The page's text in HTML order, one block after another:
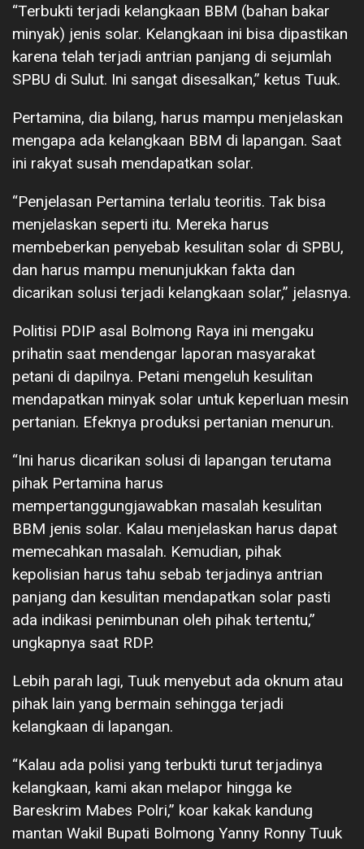
“Terbukti terjadi kelangkaan BBM (bahan bakar
minyak) jenis solar. Kelangkaan ini bisa dipastikan
karena telah terjadi antrian panjang di sejumlah
SPBU di Sulut. Ini sangat disesalkan,” ketus Tuuk.
Pertamina, dia bilang, harus mampu menjelaskan
mengapa ada kelangkaan BBM di lapangan. Saat
ini rakyat susah mendapatkan solar.
“Penjelasan Pertamina terlalu teoritis. Tak bisa
menjelaskan seperti itu. Mereka harus
membeberkan penyebab kesulitan solar di SPBU,
dan harus mampu menunjukkan fakta dan
dicarikan solusi terjadi kelangkaan solar,” jelasnya.
Politisi PDIP asal Bolmong Raya ini mengaku
prihatin saat mendengar laporan masyarakat
petani di dapilnya. Petani mengeluh kesulitan
mendapatkan minyak solar untuk keperluan mesin
pertanian. Efeknya produksi pertanian menurun.
“Ini harus dicarikan solusi di lapangan terutama
pihak Pertamina harus
mempertanggungjawabkan masalah kesulitan
BBM jenis solar. Kalau menjelaskan harus dapat
memecahkan masalah. Kemudian, pihak
kepolisian harus tahu sebab terjadinya antrian
panjang dan kesulitan mendapatkan solar pasti
ada indikasi penimbunan oleh pihak tertentu,”
ungkapnya saat RDP.
Lebih parah lagi, Tuuk menyebut ada oknum atau
pihak lain yang bermain sehingga terjadi
kelangkaan di lapangan.
“Kalau ada polisi yang terbukti turut terjadinya
kelangkaan, kami akan melapor hingga ke
Bareskrim Mabes Polri,” koar kakak kandung
mantan Wakil Bupati Bolmong Yanny Ronny Tuuk